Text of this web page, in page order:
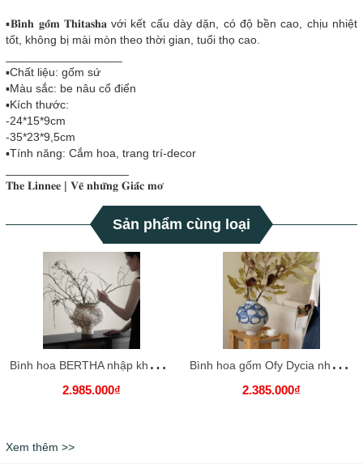
▪️𝐁𝐢̀𝐧𝐡 𝐠𝐨̂́𝐦 𝐓𝐡𝐢𝐭𝐚𝐬𝐡𝐚 với kết cấu dày dặn, có độ bền cao, chịu nhiệt
tốt, không bị mài mòn theo thời gian, tuổi thọ cao.
▪️Chất liệu: gốm sứ
▪️Màu sắc: be nâu cổ điển
▪️Kích thước:
-24*15*9cm
-35*23*9,5cm
▪️Tính năng: Cắm hoa, trang trí-decor
𝐓𝐡𝐞 𝐋𝐢𝐧𝐧𝐞𝐞 | 𝐕𝐞̃ 𝐧𝐡𝐮̛̃𝐧𝐠 𝐆𝐢𝐚̂́𝐜 𝐦𝐨̛
Sản phẩm cùng loại
B
ình hoa BERTHA nhập khẩu cao cấp / BERTHA Vase
2.985.000₫
B
ình hoa gốm Ofy Dycia nhập khẩu cao cấp / Ofy Dycia Vase
2.385.000₫
Xem thêm >>